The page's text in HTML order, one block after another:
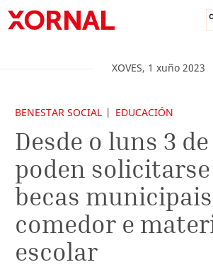
XOVES, 1 xuño 2023
BENESTAR SOCIAL EDUCACIÓN
Desde o luns 3
poden solicitarse
becas
comedor e
escolar